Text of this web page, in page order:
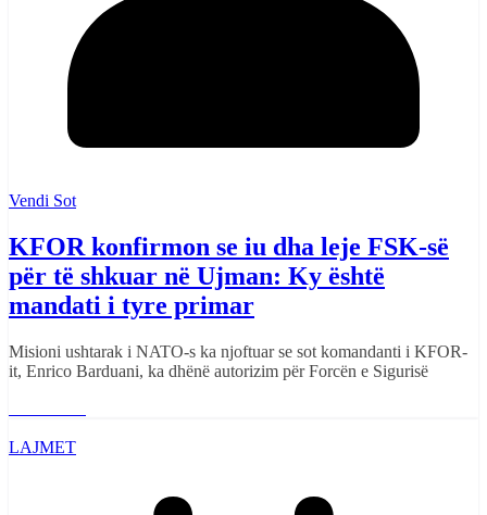
Vendi Sot
KFOR konfirmon se iu dha leje FSK-së
për të shkuar në Ujman: Ky është
mandati i tyre primar
Misioni ushtarak i NATO-s ka njoftuar se sot komandanti i KFOR-
it, Enrico Barduani, ka dhënë autorizim për Forcën e Sigurisë
LAJMET